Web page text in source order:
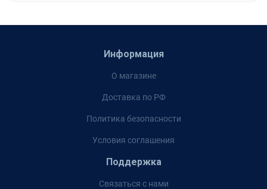
Информация
О магазине
Доставка по РФ
Политика безопасности
Условия соглашения
Поддержка
Связаться с нами